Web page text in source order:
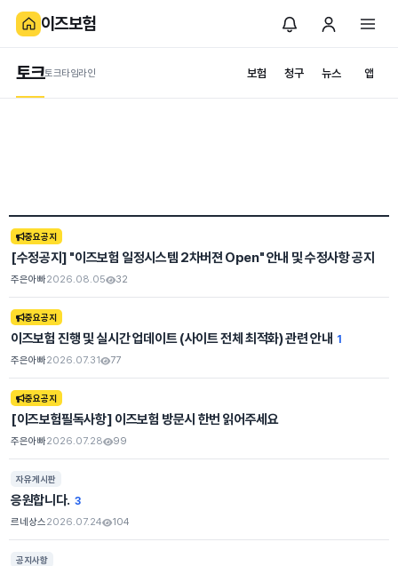
이즈보험
보험 청구 뉴스
토크토크타임라인 앱
앱 서비스
계산기를 이용해 보세요
실손계산기
중요공지
[수정공지] "이즈보험 일정시스템 2차버젼 Open" 안내 및 수정사항 공지
주은아빠2026.08.05 조회
32
중요공지
이즈보험 진행 및 실시간 업데이트 (사이트 전체 최적화) 관련 안내 1
주은아빠2026.07.31 77
중요공지
[이즈보험필독사항] 이즈보험 방문시 한번 읽어주세요
주은아빠2026.07.28 조회
99
자유게시판
응원합니다. 3
르네상스2026.07.24 조회
104
공지사항